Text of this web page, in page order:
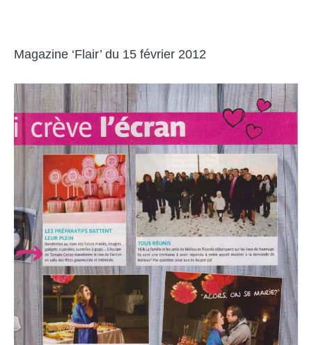
Magazine ‘Flair’ du 15 février 2012